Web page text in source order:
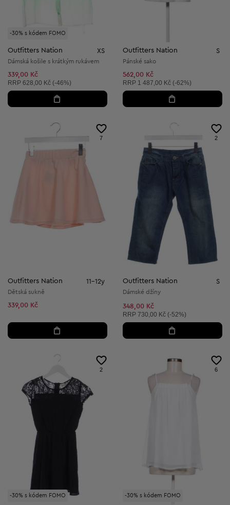
-30% s kódem FOMO
Outfitters Nation XS
Dámská košile s krátkým rukávem
339,00 Kč
Doporučená cena:
RRP 628,00 Kč (-46%)
Outfitters Nation S
Pánské sako
562,00 Kč
Doporučená cena:
RRP 1 487,00 Kč (-62%)
7
Outfitters Nation 11-12y
Dětská sukně
339,00 Kč
2
Outfitters Nation S
Dámské džíny
348,00 Kč
Doporučená cena:
RRP 730,00 Kč (-52%)
-30% s kódem FOMO
2
-30% s kódem FOMO
6